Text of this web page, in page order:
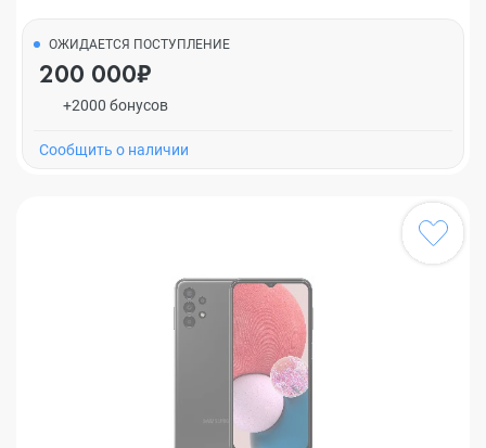
ОЖИДАЕТСЯ ПОСТУПЛЕНИЕ
200 000₽
+2000 бонусов
Cообщить о наличии